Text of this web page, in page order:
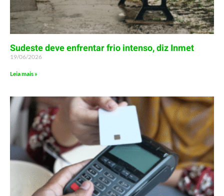
Sudeste deve enfrentar frio intenso, diz Inmet
19/06/2026
Leia mais »